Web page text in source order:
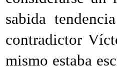
sabida tendencia
contradictor
mismo estaba